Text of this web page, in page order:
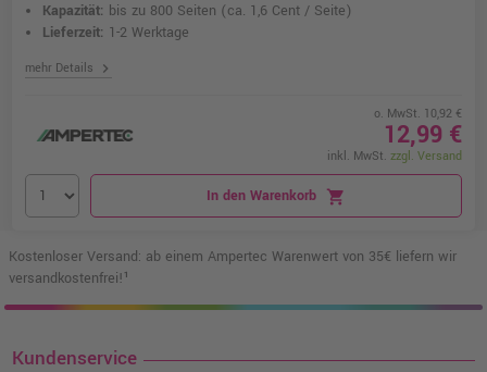
Kapazität: bis zu 800 Seiten (ca. 1,6 Cent / Seite)
Lieferzeit: 1-2 Werktage
mehr Details chevron_right
o. MwSt. 10,92 €
12,99 €
inkl. MwSt. zzgl. Versand
In den Warenkorb shopping_cart
Kostenloser Versand: ab einem Ampertec Warenwert von 35€ liefern wir
versandkostenfrei!¹
Kundenservice